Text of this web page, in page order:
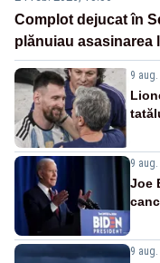
Complot dejucat în
plănuiau asasinarea
9
9 aug.
Joe
9 aug.